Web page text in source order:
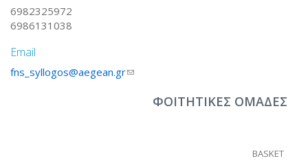
6982325972
6986131038
Email
fns_syllogos@aegean.gr(link sends e-mail)
ΦΟΙΤΗΤΙΚΕΣ ΟΜΑΔΕΣ
BASKET